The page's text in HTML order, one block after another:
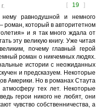
[ 19 ]
равнодушной и немного
роман, который в авторитетном
и я так много ждала от
эту великую книгу. Уже читая
почему главный герой
роман о никчемных людях.
истории с неожиданных
и предсказуем. Некоторые
Америки. Но в романах Стаута
тех лет. Некоторые
герои никого не любят, они
чувство собственничества, а